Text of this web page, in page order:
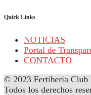
Quick Links
NOTICIAS
Portal de
CONTACTO
© 2023 Fertiberia Club
Todos los derechos